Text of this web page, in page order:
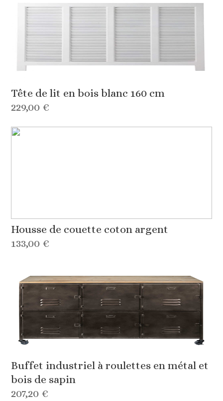
Tête de lit en bois blanc 160 cm
229,00 €
Housse de couette coton argent
133,00 €
Buffet industriel à roulettes en métal et
bois de sapin
207,20 €